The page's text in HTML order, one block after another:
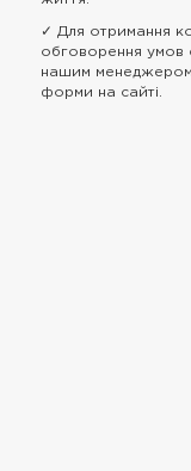
✓ Для отримання
обговорення умов
нашим
форми на сайті.